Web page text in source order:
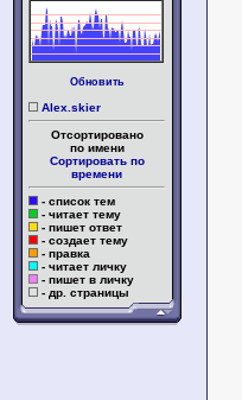
Обновить
Alex.skier
Отсортировано
по имени
Сортировать по
времени
- список тем
- читает тему
- пишет ответ
- создает тему
- правка
- читает личку
- пишет в личку
- др. страницы